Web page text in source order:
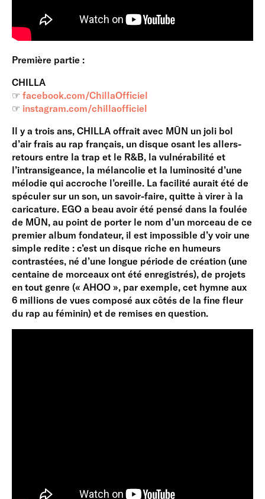
Première partie :
CHILLA
☞ facebook.com/ChillaOfficiel
☞ instagram.com/chillaofficiel
Il y a trois ans, CHILLA offrait avec MŪN un joli bol
d’air frais au rap français, un disque osant les allers-
retours entre la trap et le R&B, la vulnérabilité et
l’intransigeance, la mélancolie et la luminosité d’une
mélodie qui accroche l’oreille. La facilité aurait été de
spéculer sur un son, un savoir-faire, quitte à virer à la
caricature. EGO a beau avoir été pensé dans la foulée
de MŪN, au point de porter le nom d’un morceau de ce
premier album fondateur, il est impossible d’y voir une
simple redite : c’est un disque riche en humeurs
contrastées, né d’une longue période de création (une
centaine de morceaux ont été enregistrés), de projets
en tout genre (« AHOO », par exemple, cet hymne aux
6 millions de vues composé aux côtés de la fine fleur
du rap au féminin) et de remises en question.